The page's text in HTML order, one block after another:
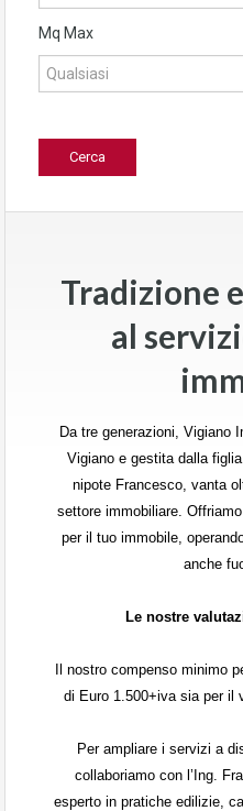
Mq Max
Tradizione
al
Da tre generazioni, Vigiano
Vigiano e gestita dalla
nipote Francesco, vanta
settore immobiliare.
per il tuo immobile,
anche
Le nostre
Il nostro compenso minimo
di Euro 1.500+iva sia per il
Per ampliare i servizi a
collaboriamo con l’Ing.
esperto in pratiche edilizie,